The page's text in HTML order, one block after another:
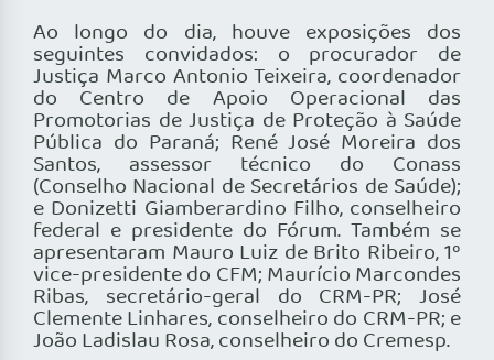
Ao longo do dia, houve exposições dos
seguintes convidados: o procurador de
Justiça Marco Antonio Teixeira, coordenador
do Centro de Apoio Operacional das
Promotorias de Justiça de Proteção à Saúde
Pública do Paraná; René José Moreira dos
Santos, assessor técnico do Conass
(Conselho Nacional de Secretários de Saúde);
e Donizetti Giamberardino Filho, conselheiro
federal e presidente do Fórum. Também se
apresentaram Mauro Luiz de Brito Ribeiro, 1º
vice-presidente do CFM; Maurício Marcondes
Ribas, secretário-geral do CRM-PR; José
Clemente Linhares, conselheiro do CRM-PR; e
João Ladislau Rosa, conselheiro do Cremesp.